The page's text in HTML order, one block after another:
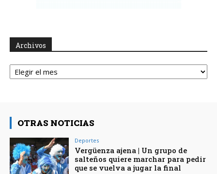
Archivos
Archivos
OTRAS NOTICIAS
Deportes
Vergüenza ajena | Un grupo de
salteños quiere marchar para pedir
que se vuelva a jugar la final